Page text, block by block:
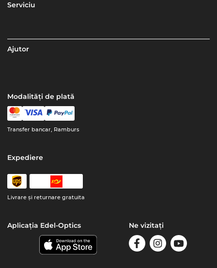
Serviciu
Ajutor
Modalități de plată
Transfer bancar, Ramburs
Expediere
Livrare şi returnare gratuita
Aplicația Edel-Optics Ne vizitați